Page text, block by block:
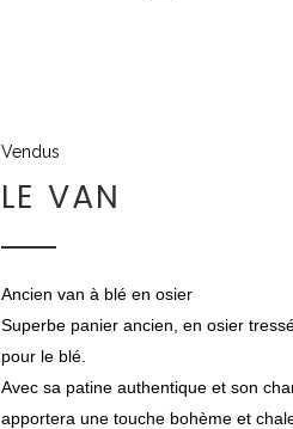
Vendus
LE VAN
Ancien van à blé en osier
Superbe panier ancien, en osier
pour le blé.
Avec sa patine authentique et son
apportera une touche bohème et